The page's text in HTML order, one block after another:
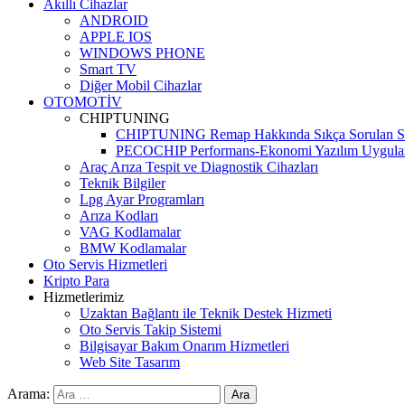
Akıllı Cihazlar
ANDROID
APPLE IOS
WINDOWS PHONE
Smart TV
Diğer Mobil Cihazlar
OTOMOTİV
CHIPTUNING
CHIPTUNING Remap Hakkında Sıkça Sorulan
PECOCHIP Performans-Ekonomi Yazılım
Araç Arıza Tespit ve Diagnostik Cihazları
Teknik Bilgiler
Lpg Ayar Programları
Arıza Kodları
VAG Kodlamalar
BMW Kodlamalar
Oto Servis Hizmetleri
Kripto Para
Hizmetlerimiz
Uzaktan Bağlantı ile Teknik Destek Hizmeti
Oto Servis Takip Sistemi
Bilgisayar Bakım Onarım Hizmetleri
Web Site Tasarım
Arama: